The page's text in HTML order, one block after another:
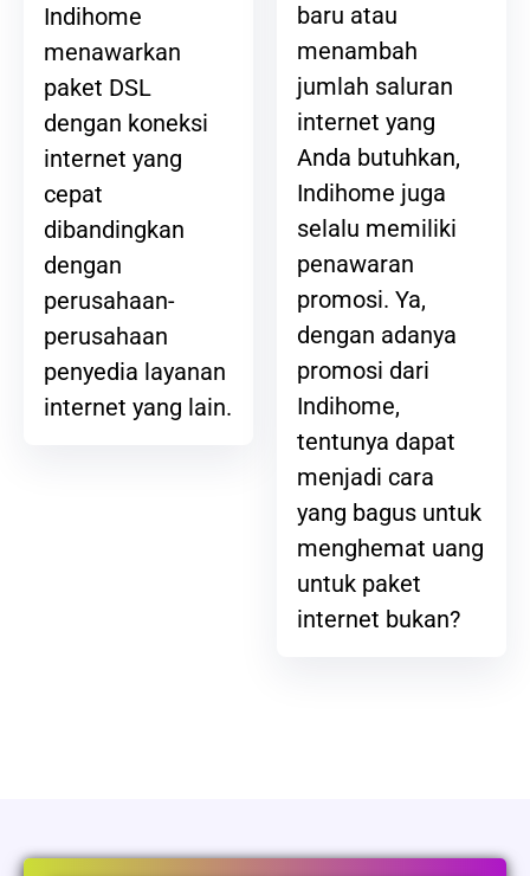
Indihome
menawarkan
paket DSL
dengan koneksi
internet yang
cepat
dibandingkan
dengan
perusahaan-
perusahaan
penyedia layanan
internet yang lain.
baru atau
menambah
jumlah saluran
internet yang
Anda butuhkan,
Indihome juga
selalu memiliki
penawaran
promosi. Ya,
dengan adanya
promosi dari
Indihome,
tentunya dapat
menjadi cara
yang bagus untuk
menghemat uang
untuk paket
internet bukan?